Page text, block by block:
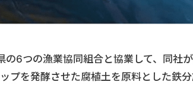
の6つの漁業協同組合と協業して、同社が
プを発酵させた腐植土を原料とした鉄